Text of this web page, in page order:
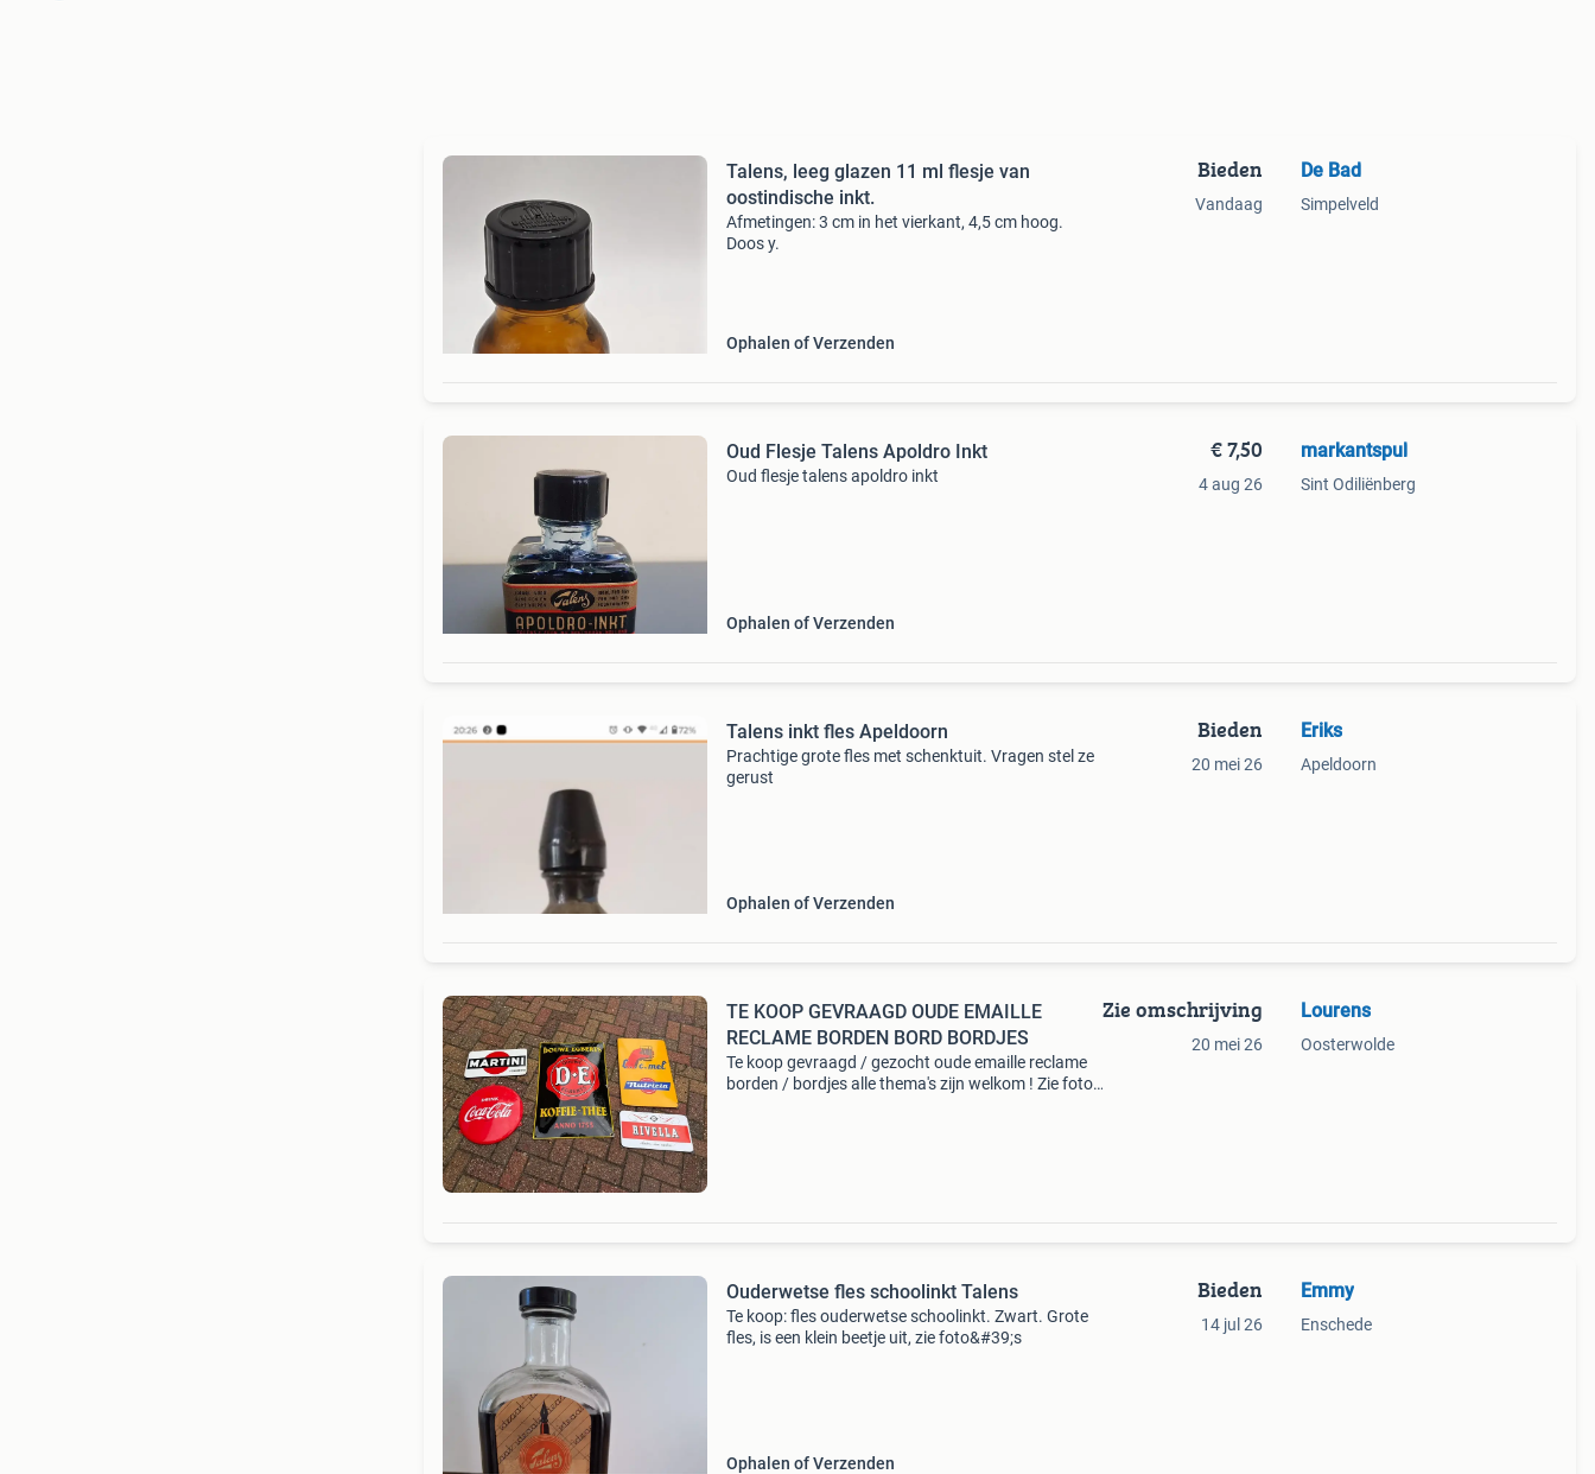
Talens, leeg glazen 11 ml flesje van
oostindische inkt.
Afmetingen: 3 cm in het vierkant, 4,5 cm hoog.
Doos y.
Ophalen of Verzenden
Bieden
Vandaag
De Bad
Simpelveld
Oud Flesje Talens Apoldro Inkt
Oud flesje talens apoldro inkt
Ophalen of Verzenden
€ 7,50
4 aug 26
markantspul
Sint Odiliënberg
Talens inkt fles Apeldoorn
Prachtige grote fles met schenktuit. Vragen stel ze
gerust
Ophalen of Verzenden
Bieden
20 mei 26
Eriks
Apeldoorn
TE KOOP GEVRAAGD OUDE EMAILLE
RECLAME BORDEN BORD BORDJES
Te koop gevraagd / gezocht oude emaille reclame
borden / bordjes alle thema's zijn welkom ! Zie foto’s
Zie omschrijving
20 mei 26
Lourens
Oosterwolde
Ouderwetse fles schoolinkt Talens
Te koop: fles ouderwetse schoolinkt. Zwart. Grote
fles, is een klein beetje uit, zie foto&#39;s
Ophalen of Verzenden
Bieden
14 jul 26
Emmy
Enschede